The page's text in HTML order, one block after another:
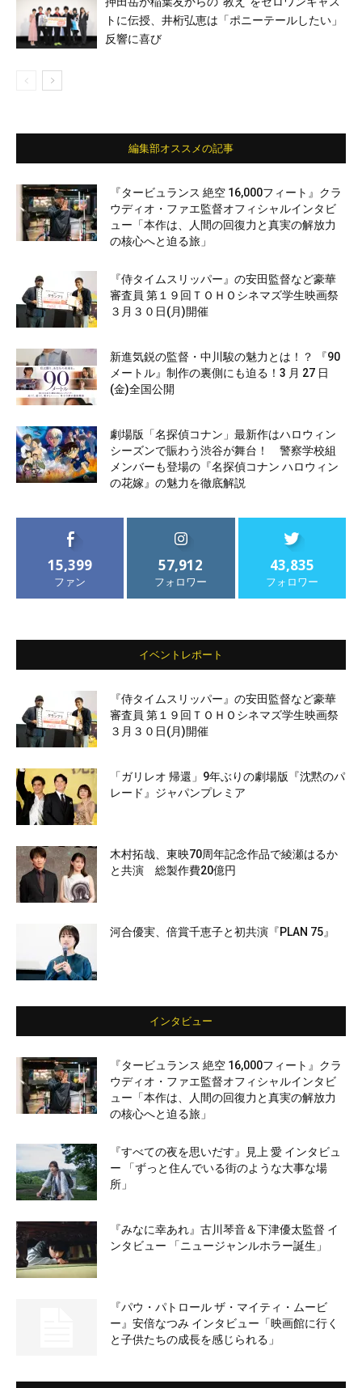
トに伝授、井桁弘恵は「ポニーテールしたい」
反響に喜び
編集部オススメの記事
『タービュランス 絶空 16,000フィート』クラ
ウディオ・ファエ監督オフィシャルインタビ
ュー「本作は、人間の回復力と真実の解放力
の核心へと迫る旅」
『侍タイムスリッパー』の安田監督など豪華
審査員 第１９回ＴＯＨＯシネマズ学生映画祭
３月３０日(月)開催
新進気鋭の監督・中川駿の魅力とは！？ 『90
メートル』制作の裏側にも迫る！3 月 27 日
(金)全国公開
劇場版「名探偵コナン」最新作はハロウィン
シーズンで賑わう渋谷が舞台！ 警察学校組
メンバーも登場の『名探偵コナン ハロウィン
の花嫁』の魅力を徹底解説
15,399
ファン
57,912
フォロワー
43,835
フォロワー
イベントレポート
『侍タイムスリッパー』の安田監督など豪華
審査員 第１９回ＴＯＨＯシネマズ学生映画祭
３月３０日(月)開催
「ガリレオ 帰還」9年ぶりの劇場版『沈黙のパ
レード』ジャパンプレミア
木村拓哉、東映70周年記念作品で綾瀬はるか
と共演 総製作費20億円
河合優実、倍賞千恵子と初共演『PLAN 75』
インタビュー
『タービュランス 絶空 16,000フィート』クラ
ウディオ・ファエ監督オフィシャルインタビ
ュー「本作は、人間の回復力と真実の解放力
の核心へと迫る旅」
『すべての夜を思いだす』見上 愛 インタビュ
ー 「ずっと住んでいる街のような大事な場
所」
『みなに幸あれ』古川琴音＆下津優太監督 イ
ンタビュー 「ニュージャンルホラー誕生」
『パウ・パトロール ザ・マイティ・ムービ
ー』安倍なつみ インタビュー「映画館に行く
と子供たちの成長を感じられる」